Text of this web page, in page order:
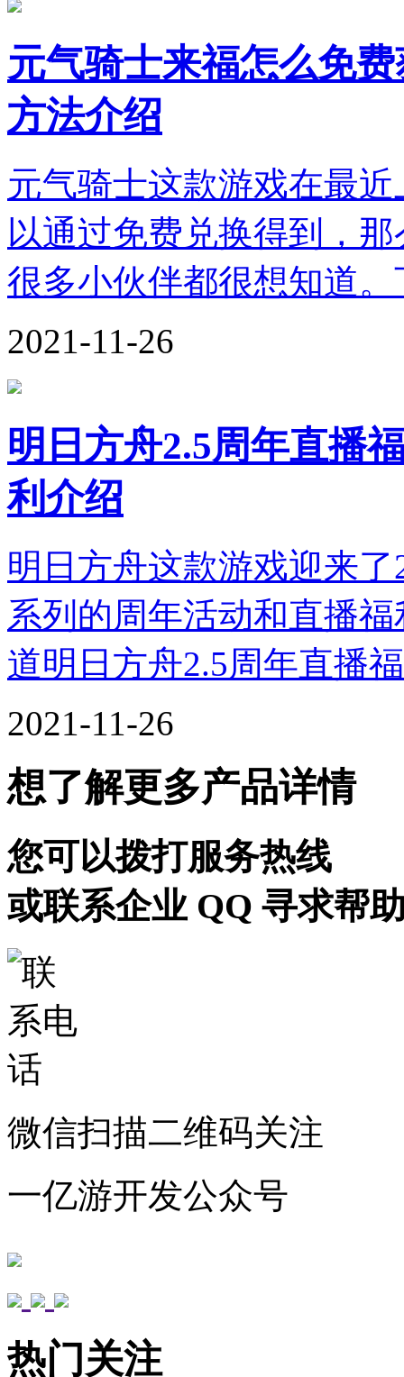
元气骑士来福怎么免
方法介绍
元气骑士这款游戏在最
以通过免费兑换得到，
很多小伙伴都很想知道
2021-11-26
明日方舟2.5周年直播
利介绍
明日方舟这款游戏迎来
系列的周年活动和直播
道明日方舟2.5周年直播
2021-11-26
想了解更多产品详情
您可以拨打服务热线
或联系企业 QQ 寻求帮
微信扫描二维码关注
一亿游开发公众号
热门关注